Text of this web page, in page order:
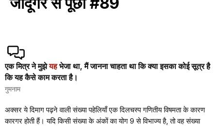
एक मित्र ने मुझेयहभेजा था, मैं जानना चाहता था कि क्या इसका कोई सूत्र है
कि यह कैसे काम करता है।
गुमनाम
अक्सर ये दिमाग पढ़ने वाली संख्या पहेलियाँ एक दिलचस्प गणितीय विषमता के कारण
कारगर होती हैं। यदि किसी संख्या के अंकों का योग 9 से विभाज्य है, तो वह संख्या